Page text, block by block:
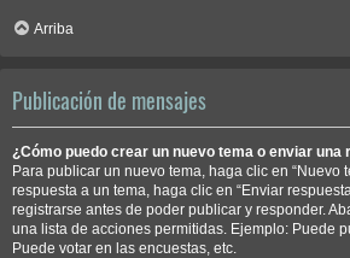
Arriba
Publicación de mensajes
¿Cómo puedo crear un nuevo tema o enviar una
Para publicar un nuevo tema, haga clic en “Nuevo
respuesta a un tema, haga clic en “Enviar
registrarse antes de poder publicar y responder.
una lista de acciones permitidas. Ejemplo: Puede
Puede votar en las encuestas, etc.